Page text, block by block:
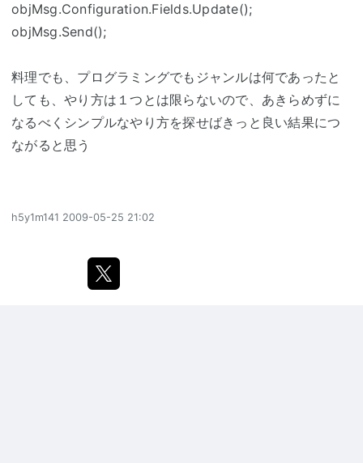
objMsg.Configuration.Fields.Update();
objMsg.Send();
料理でも、プログラミングでもジャンルは何であったと
しても、やり方は１つとは限らないので、あきらめずに
なるべくシンプルなやり方を探せばきっと良い結果につ
ながると思う
h5y1m141 2009-05-25 21:02